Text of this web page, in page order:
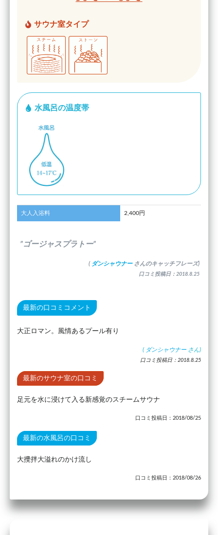
サウナ室タイプ
水風呂の温度帯
大人入浴料 2,400円
”ゴージャスプラトー”
( ダンシャウナー さんのキャッチフレーズ)
口コミ投稿日：2018.8.25
最新の口コミコメント
大正ロマン。風情あるプール有り
( ダンシャウナー さん)
口コミ投稿日：2018.8.25
最新のサウナ室の口コミ
足元を水に浸けて入る新感覚のスチームサウナ
口コミ投稿日：2018/08/25
最新の水風呂の口コミ
大攪拌大溢れのかけ流し
口コミ投稿日：2018/08/26